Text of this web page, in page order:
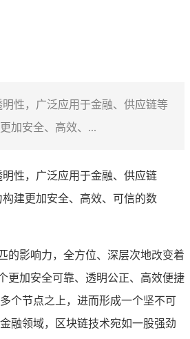
性，广泛应用于金融、供应链等
加安全、高效、...
性，广泛应用于金融、供应链
建更加安全、高效、可信的数
的影响力，全方位、深层次地改变着
更加安全可靠、透明公正、高效便捷
个节点之上，进而形成一个坚不可
融领域，区块链技术宛如一股强劲